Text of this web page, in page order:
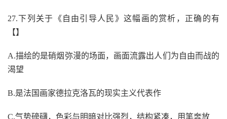
27.下列关于《自由引导人民》这幅画的赏析，正确的有
【】
A.描绘的是硝烟弥漫的场面，画面流露出人们为自由而战的
渴望
B.是法国画家德拉克洛瓦的现实主义代表作
C.气势磅礴，色彩与明暗对比强烈，结构紧凑，用笔奔放